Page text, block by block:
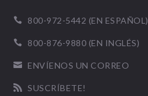
 800-972-5442 (EN ESPAÑOL)
 800-876-9880 (EN INGLÉS)
 ENVÍENOS UN CORREO
 SUSCRÍBETE!